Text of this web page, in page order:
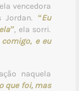
vencedora
Jordan. “Eu
, ela sorri.
e eu
naquela
que foi, mas